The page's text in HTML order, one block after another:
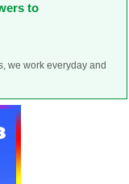
to
we work everyday and